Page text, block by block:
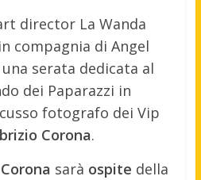
director La Wanda
compagnia di Angel
serata dedicata al
dei Paparazzi in
fotografo dei Vip
Corona.
sarà ospite della